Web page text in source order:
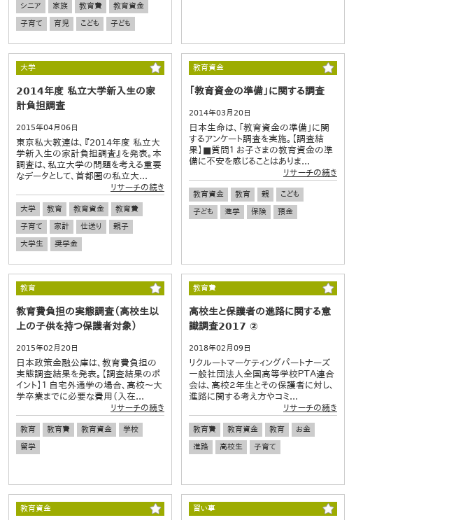
シニア
家族 教育費
教育資金
子育て
育児 こども 子ども
大学
2014年度 私立大学新入生の家
計負担調査
2015年04月06日
東京私大教連は、『2014年度 私立大
学新入生の家計負担調査』を発表。本
調査は、私立大学の問題を考える重要
なデータとして、首都圏の私立大...
リサーチの続き
大学 教育 教育資金
教育費
子育て
家計 仕送り
親子
大学生
奨学金
教育資金
「教育資金の準備」に関する調査
2014年03月20日
日本生命は、「教育資金の準備」に関
するアンケート調査を実施。【調査結
果】■質問１ お子さまの教育資金の準
備に不安を感じることはありま...
リサーチの続き
教育資金 教育 親
こども
子ども
進学 保険 預金
教育
教育費負担の実態調査（高校生以
上の子供を持つ保護者対象）
2015年02月20日
日本政策金融公庫は、教育費負担の
実態調査結果を発表。【調査結果のポ
イント】１ 自宅外通学の場合、高校～大
学卒業までに必要な費用（入在...
リサーチの続き
教育 教育費 教育資金
学校
留学
教育費
高校生と保護者の進路に関する意
識調査2017 ②
2018年02月09日
リクルートマーケティングパートナーズ
一般社団法人全国高等学校ＰＴＡ連合
会は、高校２年生とその保護者に対し、
進路に関する考え方やコミ...
リサーチの続き
教育費 教育資金 教育
お金
進路
高校生 子育て
教育資金 習い事